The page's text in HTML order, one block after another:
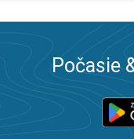
Počasie